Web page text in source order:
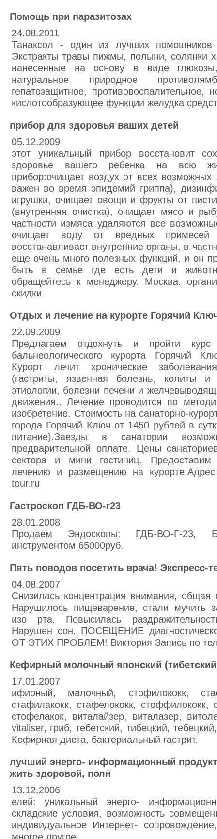
Помощь при паразитозах
24.08.2011
Танаксол - один из лучших помощников
Экстракты травы пижмы, полыни, солянки
нанесенные на основу в виде
натуральное природное
гепатозащитное, противовоспалительное,
кислотообразующее функции желудка
прибор для здоровья ваших детей
05.12.2009
этот уникальный прибор восстановит
здоровье вашего ребенка на всю
прибор:очищает воздух от всех
важен во время эпидемий гриппа),
игрушки, очищает овощи и фрукты от
(внутренняя очистка), очищает мясо и
частности измяса удаляются все
очищает воду от вредных
восстанавливает внутренние органы, в
еще очень много полезных функций, и он
быть в семье где есть дети и
обращейтесь к менеджеру. Москва.
скидки.
Отдых и лечение на курорте Горячий
22.09.2009
Предлагаем отдохнуть и пройти
бальнеологического курорта Горячий
Курорт лечит хронические
(гастриты, язвенная болезнь, колиты и
этиологии, болезни печени и
движения.. Лечение проводится по
изобретение. Стоимость на санаторно-
города Горячий Ключ от 1450 рублей в
питание).Заезды в санатории
предварительной оплате. Цены
сектора и мини гостиниц.
лечению и размещению на курорте.Адрес
tour.ru
Гастроскоп ГДБ-ВО-г23
28.01.2008
Продаем Эндоскопы: ГДБ-ВО-Г-23,
инструментом 65000руб.
Пять поводов посетить врача! Экспресс-
04.08.2007
Снизилась концентрация внимания, общая
Нарушилось пищеварение, стали мучить
изо рта. Повысилась
Нарушен сон. ПОСЕЩЕНИЕ
ОТ ЭТИХ ПРОБЛЕМ! Виктория Запись по
Кефирный молочный японский
17.01.2007
ифирный, малочный, стофилококк,
стафилакокк, стафелококк, стоффилококк,
стофелакок, виталайзер, виталазер,
vitaliser, гриб, тебетский, тибецкий,
Кефирная диета, бактериальный гастрит.
лучший энерго- информационный продукт
жить здоровой, полн
13.12.2006
елей: уникальный энерго-
складские условия, возможность
индивидуальное Интернет-
многое другое.